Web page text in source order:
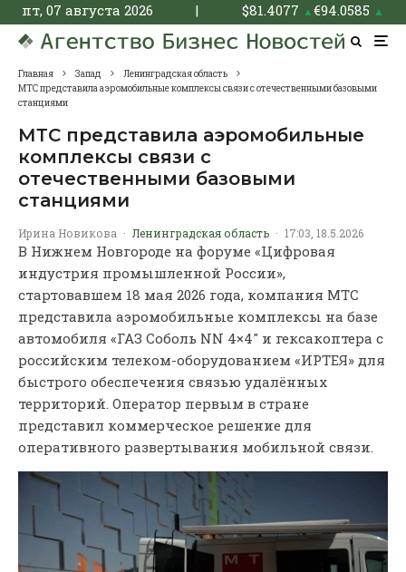
пт, 07 августа 2026 | $81.4077 ▲€94.0585 ▲
Главная Запад
Ленинградская область
МТС представила аэромобильные комплексы связи с отечественными базовыми
станциями
МТС представила аэромобильные
комплексы связи с
отечественными базовыми
станциями
Ирина Новикова · Ленинградская область · 17:03, 18.5.2026
В Нижнем Новгороде на форуме «Цифровая
индустрия промышленной России»,
стартовавшем 18 мая 2026 года, компания МТС
представила аэромобильные комплексы на базе
автомобиля «ГАЗ Соболь NN 4×4″ и гексакоптера с
российским телеком-оборудованием «ИРТЕЯ» для
быстрого обеспечения связью удалённых
территорий. Оператор первым в стране
представил коммерческое решение для
оперативного развертывания мобильной связи.